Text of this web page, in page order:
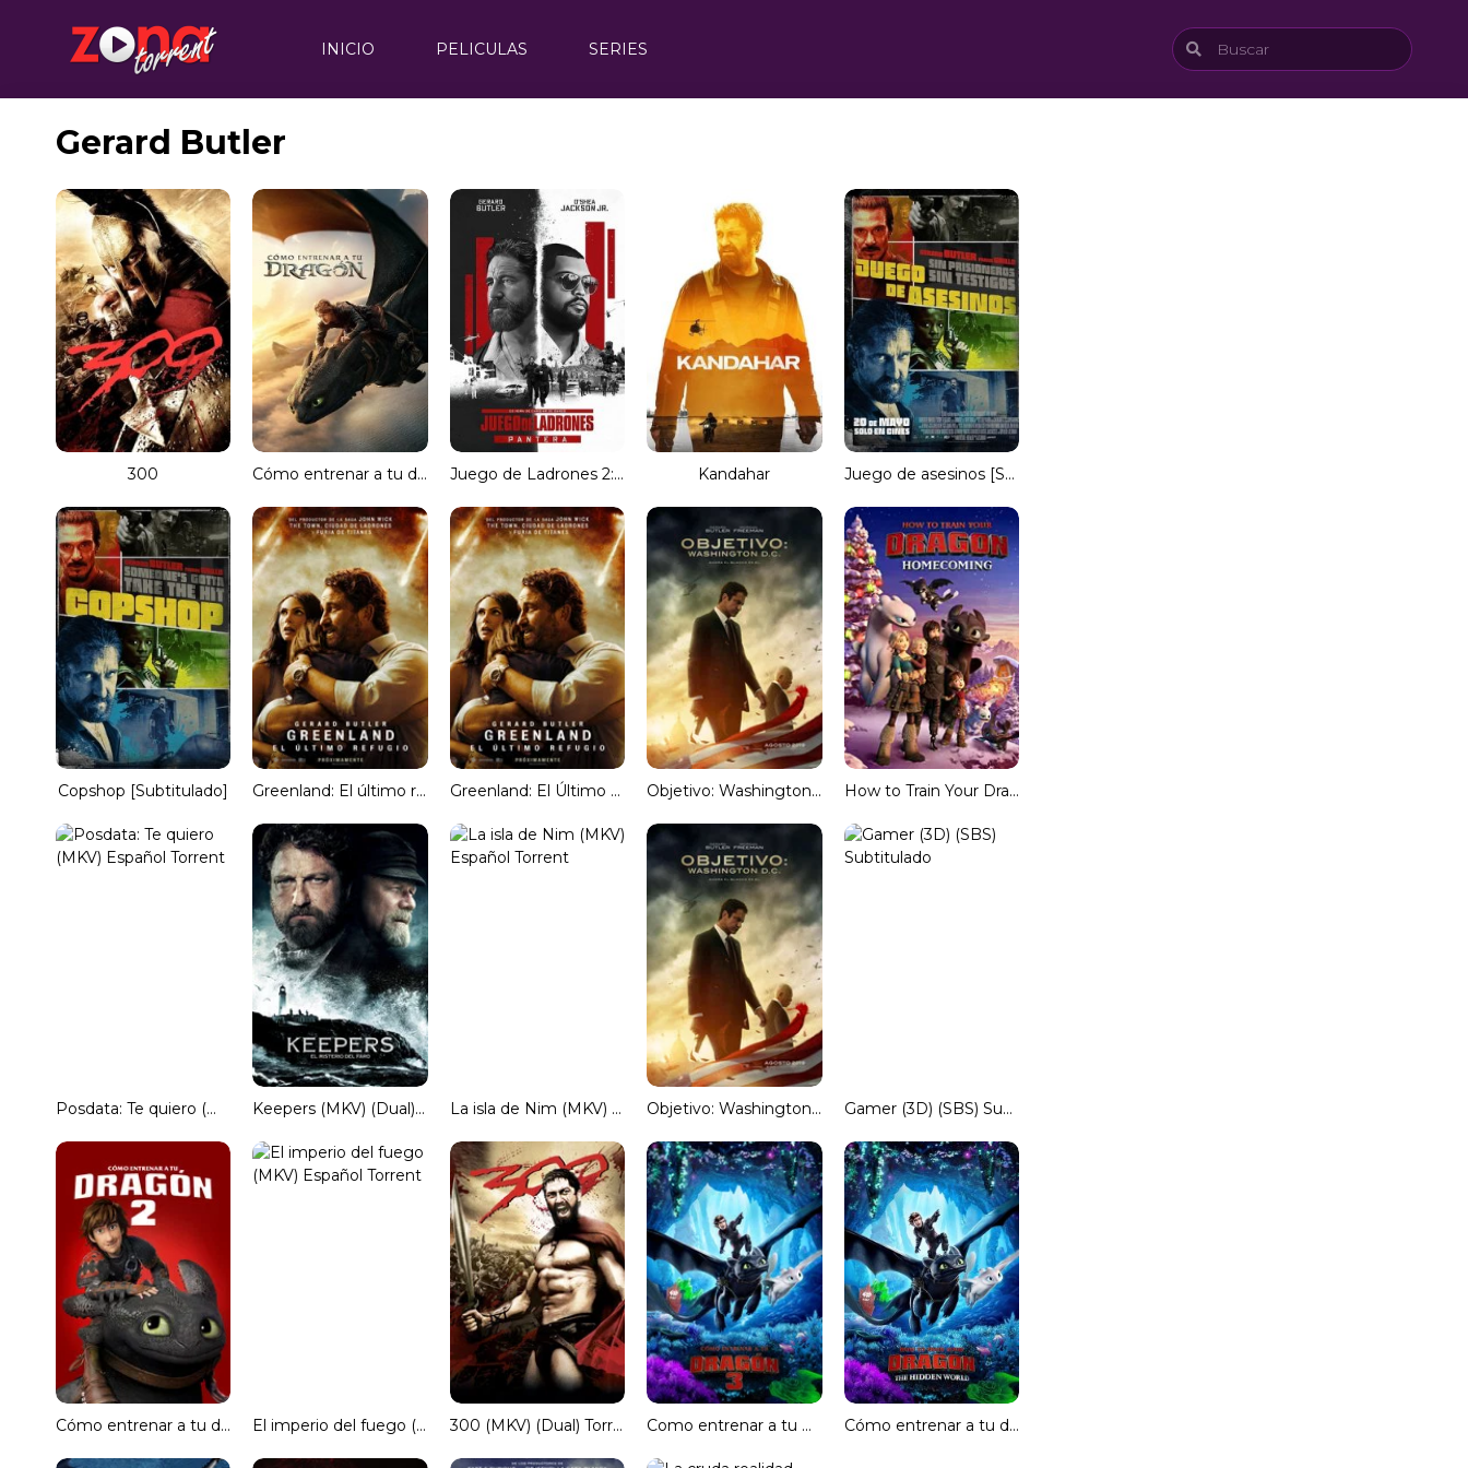
INICIO PELICULAS SERIES
Gerard Butler
300 Cómo entrenar a tu dragón Juego de Ladrones 2: Pantera Kandahar Juego de asesinos [Spanish]
Copshop [Subtitulado] Greenland: El último refugio (HDRip) Torrent Greenland: El Último Refugio (HQ-TS) Subtitulado Objetivo: Washington D.C. (HDRip) Español Torrent How to Train Your Dragon: Homecoming UHD 4K 2160p
Posdata: Te quiero (MKV) Español Torrent Keepers (MKV) (Dual) Torrent La isla de Nim (MKV) Español Torrent Objetivo: Washington D.C. (TS-SCree) Español Torrent Gamer (3D) (SBS) Subtitulado
Cómo entrenar a tu dragón 2 (3D) (SBS) Subtitulado El imperio del fuego (MKV) Español Torrent 300 (MKV) (Dual) Torrent Como entrenar a tu Dragon 3 (3D) (1080p) (Dual) Torrent Cómo entrenar a tu dragón 3 (MKV) (Dual) Torrent